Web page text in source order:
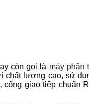
còn gọi là máy phân
chất lượng cao, sử
cổng giao tiếp chuẩn